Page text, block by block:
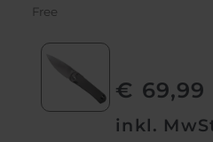
Free
€ 69,99
inkl.